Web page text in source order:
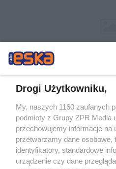
Żaden utwór zamieszczony w serwisie
rozpowszechniany lub dalej
tym także elektroniczny lub
eksploatacji w jakiejkolwiek formie,
bez pisemnej zgody właściciela praw.
wykorzystanie utworów w całości lub
bez właściwej zgody, jest zabronione
prawnie.
Drogi Użytkowniku,
My, naszych 1160 zaufanych
podmioty z Grupy ZPR Media
przechowujemy informacje na
przetwarzamy dane osobowe,
identyfikatory, standardowe
urządzenie czy dane